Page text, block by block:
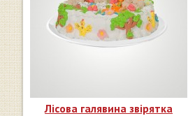
Лісова галявина звірятка